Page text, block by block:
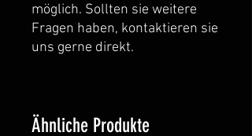
möglich. Sollten sie weitere
Fragen haben, kontaktieren sie
uns gerne direkt.
Ähnliche Produkte